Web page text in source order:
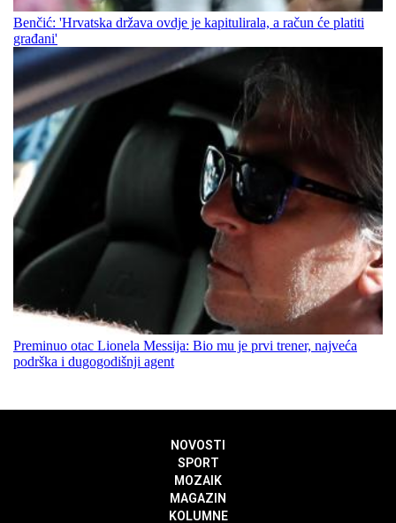
Benčić: 'Hrvatska država ovdje je kapitulirala, a račun će platiti
građani'
Preminuo otac Lionela Messija: Bio mu je prvi trener, najveća
podrška i dugogodišnji agent
NOVOSTI
SPORT
MOZAIK
MAGAZIN
KOLUMNE